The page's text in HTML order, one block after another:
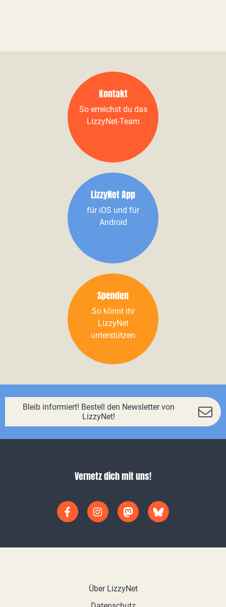
Kontakt
So erreichst du das
LizzyNet-Team
LizzyNet App
für iOS und für
Android
Spenden
So könnt ihr
LizzyNet
unterstützen
Bleib informiert! Bestell den Newsletter von
LizzyNet!
Vernetz dich mit uns!
Über LizzyNet